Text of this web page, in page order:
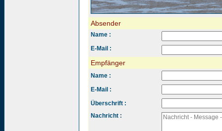
Absender
Name :
E-Mail :
Empfänger
Name :
E-Mail :
Überschrift :
Nachricht :